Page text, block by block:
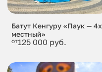
Батут Кенгуру «Паук — 4х
местный»
от125 000 руб.